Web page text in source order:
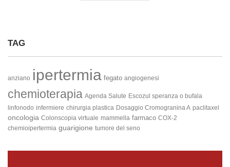
TAG
anziano ipertermia fegato angiogenesi
chemioterapia Agenda Salute Escozul speranza o bufala
linfonodo infermiere chirurgia plastica Dosaggio Cromogranina A paclitaxel
oncologia Colonscopia virtuale mammella farmaco COX-2
chemioipertermia guarigione tumore del seno